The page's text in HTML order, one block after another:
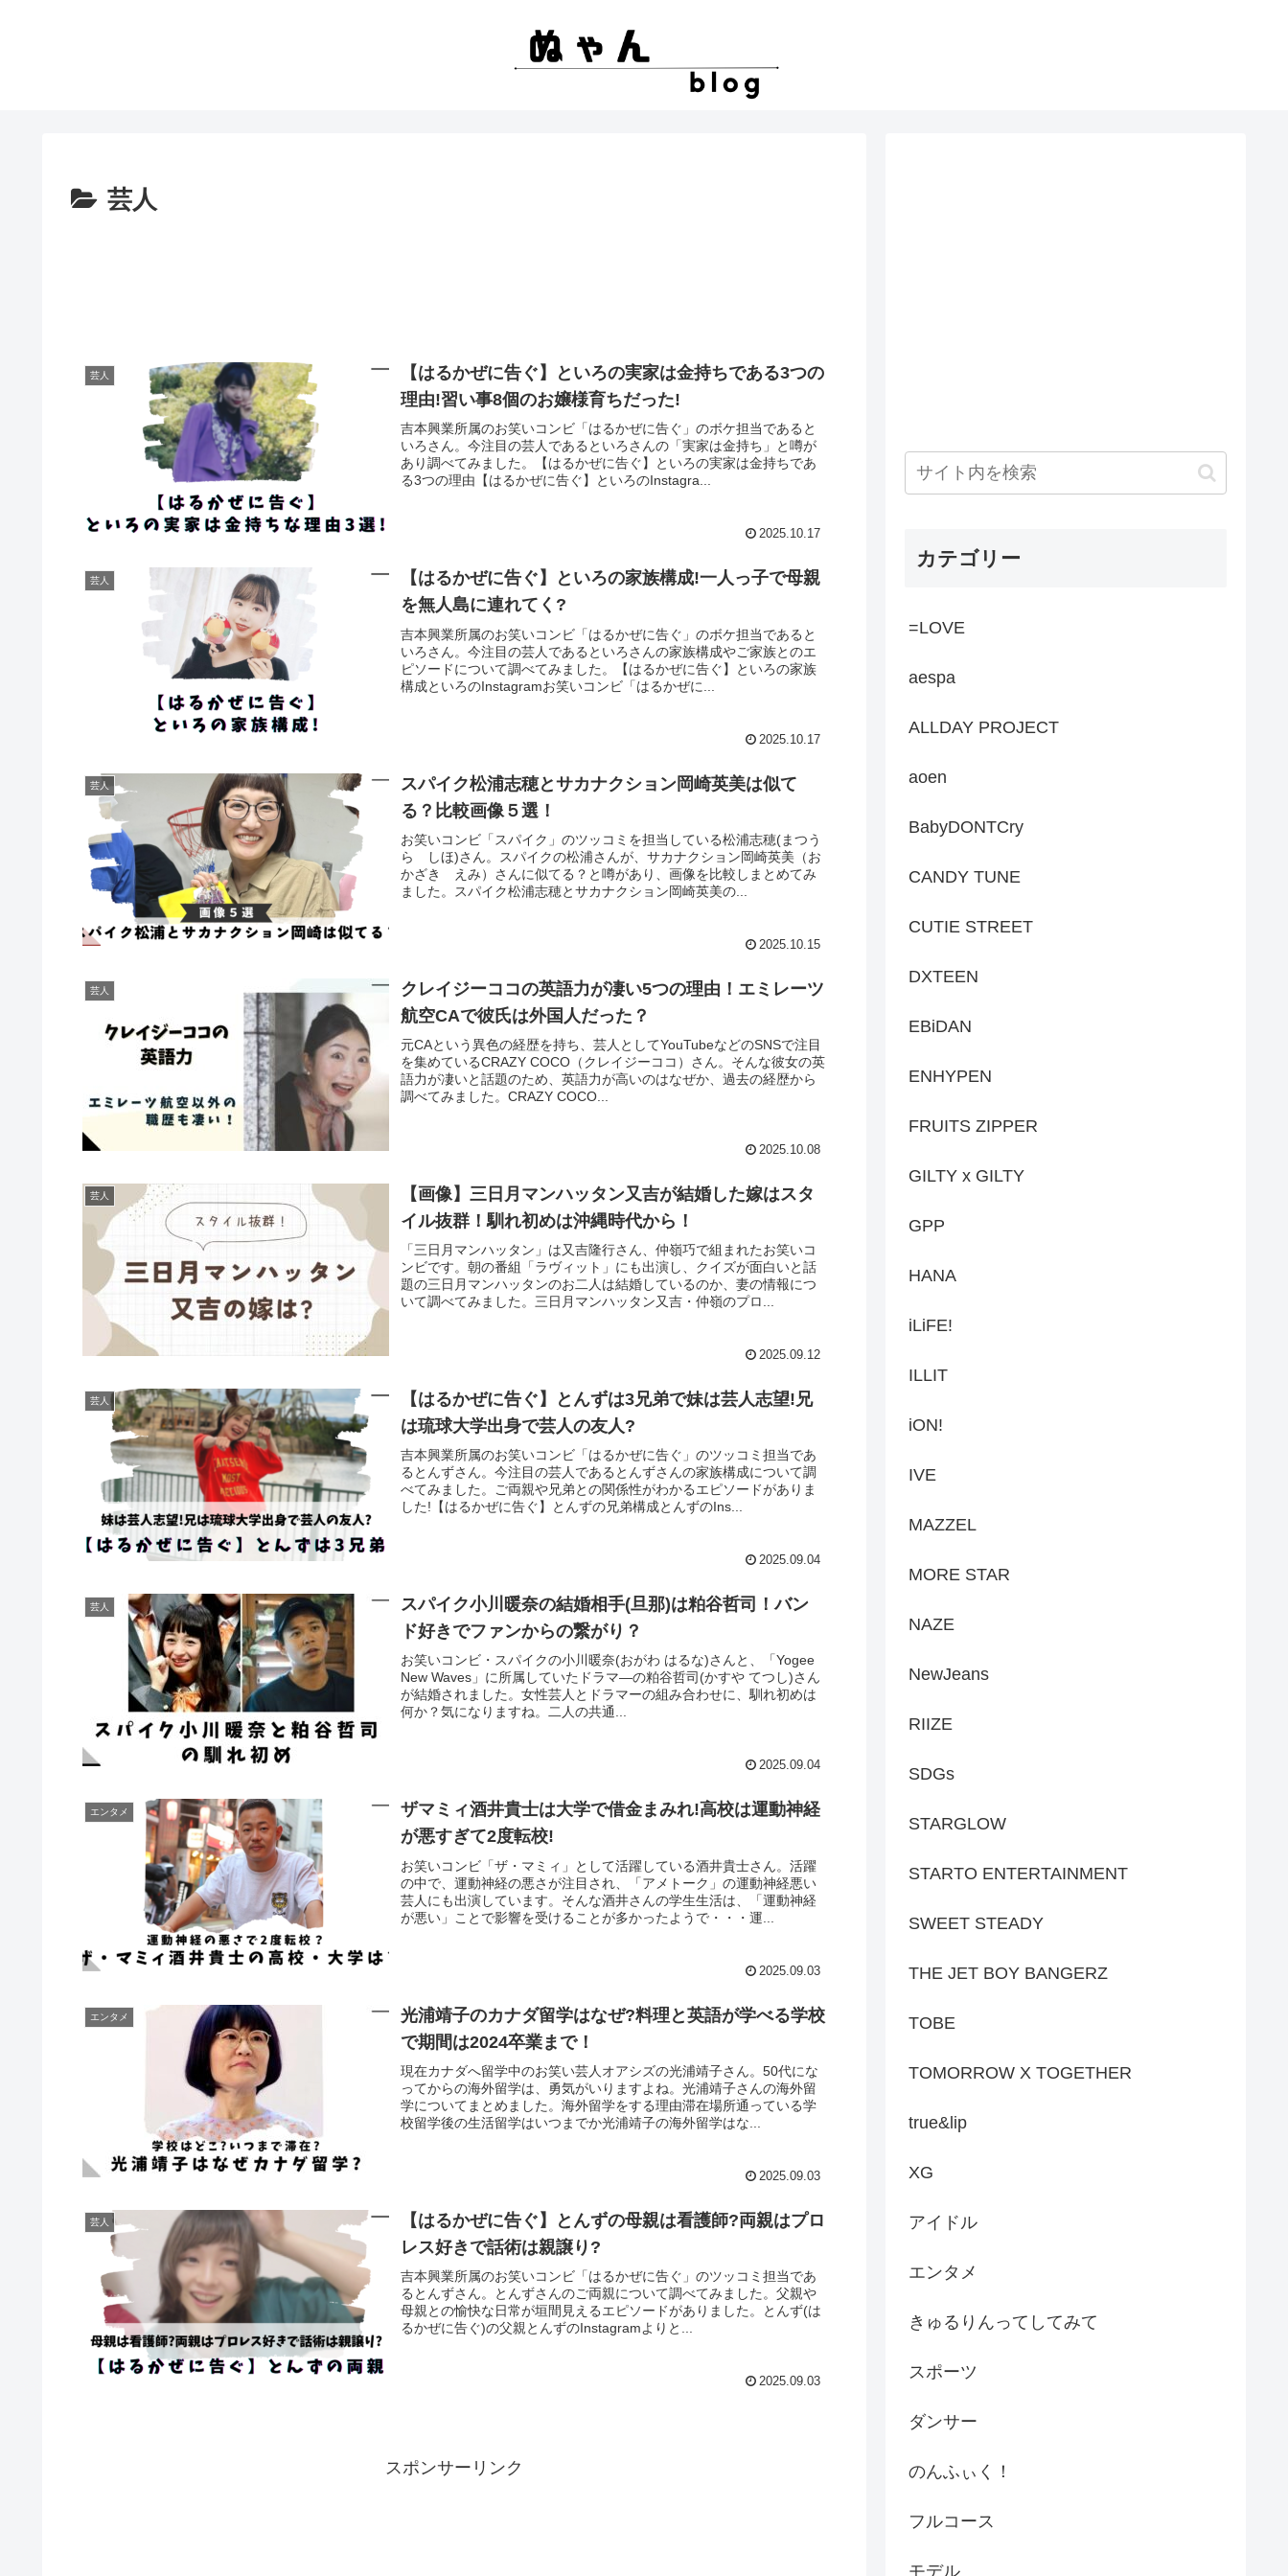
芸人
芸人
【はるかぜに告ぐ】といろの実家は金持ちである3つの
理由!習い事8個のお嬢様育ちだった!
吉本興業所属のお笑いコンビ「はるかぜに告ぐ」のボケ担当であると
いろさん。今注目の芸人であるといろさんの「実家は金持ち」と噂が
あり調べてみました。【はるかぜに告ぐ】といろの実家は金持ちであ
る3つの理由【はるかぜに告ぐ】といろのInstagra...
2025.10.17
芸人
【はるかぜに告ぐ】といろの家族構成!一人っ子で母親
を無人島に連れてく?
吉本興業所属のお笑いコンビ「はるかぜに告ぐ」のボケ担当であると
いろさん。今注目の芸人であるといろさんの家族構成やご家族とのエ
ピソードについて調べてみました。【はるかぜに告ぐ】といろの家族
構成といろのInstagramお笑いコンビ「はるかぜに...
2025.10.17
芸人
スパイク松浦志穂とサカナクション岡崎英美は似て
る？比較画像５選！
お笑いコンビ「スパイク」のツッコミを担当している松浦志穂(まつう
ら しほ)さん。スパイクの松浦さんが、サカナクション岡崎英美（お
かざき えみ）さんに似てる？と噂があり、画像を比較しまとめてみ
ました。スパイク松浦志穂とサカナクション岡崎英美の...
2025.10.15
芸人
クレイジーココの英語力が凄い5つの理由！エミレーツ
航空CAで彼氏は外国人だった？
元CAという異色の経歴を持ち、芸人としてYouTubeなどのSNSで注目
を集めているCRAZY COCO（クレイジーココ）さん。そんな彼女の英
語力が凄いと話題のため、英語力が高いのはなぜか、過去の経歴から
調べてみました。CRAZY COCO...
2025.10.08
芸人
【画像】三日月マンハッタン又吉が結婚した嫁はスタ
イル抜群！馴れ初めは沖縄時代から！
「三日月マンハッタン」は又吉隆行さん、仲嶺巧で組まれたお笑いコ
ンビです。朝の番組「ラヴィット」にも出演し、クイズが面白いと話
題の三日月マンハッタンのお二人は結婚しているのか、妻の情報につ
いて調べてみました。三日月マンハッタン又吉・仲嶺のプロ...
2025.09.12
芸人
【はるかぜに告ぐ】とんずは3兄弟で妹は芸人志望!兄
は琉球大学出身で芸人の友人?
吉本興業所属のお笑いコンビ「はるかぜに告ぐ」のツッコミ担当であ
るとんずさん。今注目の芸人であるとんずさんの家族構成について調
べてみました。ご両親や兄弟との関係性がわかるエピソードがありま
した!【はるかぜに告ぐ】とんずの兄弟構成とんずのIns...
2025.09.04
芸人
スパイク小川暖奈の結婚相手(旦那)は粕谷哲司！バン
ド好きでファンからの繋がり？
お笑いコンビ・スパイクの小川暖奈(おがわ はるな)さんと、「Yogee
New Waves」に所属していたドラマ―の粕谷哲司(かすや てつし)さん
が結婚されました。女性芸人とドラマーの組み合わせに、馴れ初めは
何か？気になりますね。二人の共通...
2025.09.04
エンタメ
ザマミィ酒井貴士は大学で借金まみれ!高校は運動神経
が悪すぎて2度転校!
お笑いコンビ「ザ・マミィ」として活躍している酒井貴士さん。活躍
の中で、運動神経の悪さが注目され、「アメトーク」の運動神経悪い
芸人にも出演しています。そんな酒井さんの学生生活は、「運動神経
が悪い」ことで影響を受けることが多かったようで・・・運...
2025.09.03
エンタメ
光浦靖子のカナダ留学はなぜ?料理と英語が学べる学校
で期間は2024卒業まで！
現在カナダへ留学中のお笑い芸人オアシズの光浦靖子さん。50代にな
ってからの海外留学は、勇気がいりますよね。光浦靖子さんの海外留
学についてまとめました。海外留学をする理由滞在場所通っている学
校留学後の生活留学はいつまでか光浦靖子の海外留学はな...
2025.09.03
芸人
【はるかぜに告ぐ】とんずの母親は看護師?両親はプロ
レス好きで話術は親譲り?
吉本興業所属のお笑いコンビ「はるかぜに告ぐ」のツッコミ担当であ
るとんずさん。とんずさんのご両親について調べてみました。父親や
母親との愉快な日常が垣間見えるエピソードがありました。とんず(は
るかぜに告ぐ)の父親とんずのInstagramよりと...
2025.09.03
スポンサーリンク
カテゴリー
=LOVE
aespa
ALLDAY PROJECT
aoen
BabyDONTCry
CANDY TUNE
CUTIE STREET
DXTEEN
EBiDAN
ENHYPEN
FRUITS ZIPPER
GILTY x GILTY
GPP
HANA
iLiFE!
ILLIT
iON!
IVE
MAZZEL
MORE STAR
NAZE
NewJeans
RIIZE
SDGs
STARGLOW
STARTO ENTERTAINMENT
SWEET STEADY
THE JET BOY BANGERZ
TOBE
TOMORROW X TOGETHER
true&lip
XG
アイドル
エンタメ
きゅるりんってしてみて
スポーツ
ダンサー
のんふぃく！
フルコース
モデル